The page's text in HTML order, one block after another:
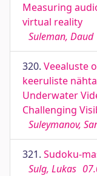
Measuring
virtual reality
Suleman, Daud
320. Veealuste
keeruliste
Underwater
Challenging
Suleymanov,
321. Sudoku-
Sulg, Lukas